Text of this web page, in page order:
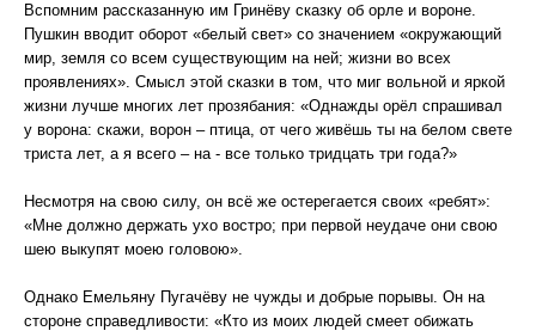
Вспомним рассказанную им Гринёву сказку об орле и вороне.
Пушкин вводит оборот «белый свет» со значением «окружающий
мир, земля со всем существующим на ней; жизни во всех
проявлениях». Смысл этой сказки в том, что миг вольной и яркой
жизни лучше многих лет прозябания: «Однажды орёл спрашивал
у ворона: скажи, ворон – птица, от чего живёшь ты на белом свете
триста лет, а я всего – на - все только тридцать три года?»
Несмотря на свою силу, он всё же остерегается своих «ребят»:
«Мне должно держать ухо востро; при первой неудаче они свою
шею выкупят моею головою».
Однако Емельяну Пугачёву не чужды и добрые порывы. Он на
стороне справедливости: «Кто из моих людей смеет обижать